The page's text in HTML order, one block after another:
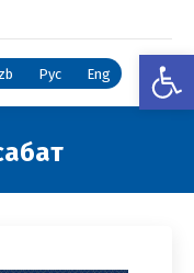
Рус Eng